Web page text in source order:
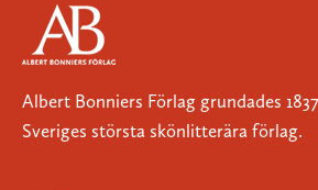
Albert Bonniers Förlag grundades
Sveriges största skönlitterära förlag.